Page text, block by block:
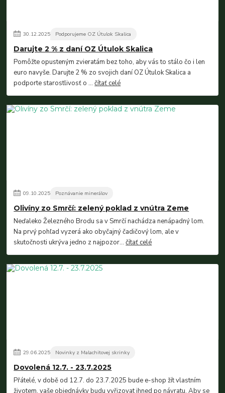
30.12.2025 Podporujeme OZ Útulok Skalica
Darujte 2 % z daní OZ Útulok Skalica
Pomôžte opusteným zvieratám bez toho, aby vás to stálo čo i len
euro navyše. Darujte 2 % zo svojich daní OZ Útulok Skalica a
podporte starostlivosť o ...čítať celé
09.10.2025 Poznávanie minerálov
Olivíny zo Smrčí: zelený poklad z vnútra Zeme
Neďaleko Železného Brodu sa v Smrčí nachádza nenápadný lom.
Na prvý pohľad vyzerá ako obyčajný čadičový lom, ale v
skutočnosti ukrýva jedno z najpozor...čítať celé
29.06.2025 Novinky z Malachitovej skrinky
Dovolená 12.7. - 23.7.2025
Přátelé, v době od 12.7. do 23.7.2025 bude e-shop žít vlastním
životem, vaše objednávky budu vyřizovat ihned po návratu. Aby se